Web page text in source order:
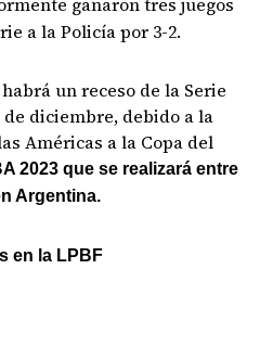
a la Policía por 3-2.
un receso de la Serie
de diciembre, debido a la
Américas a la Copa del
2023 que se realizará entre
Argentina.
en la LPBF